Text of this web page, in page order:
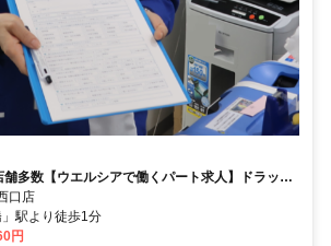
多数【ウエルシアで働くパート求人】ドラッグ
口店
駅より徒歩1分
円